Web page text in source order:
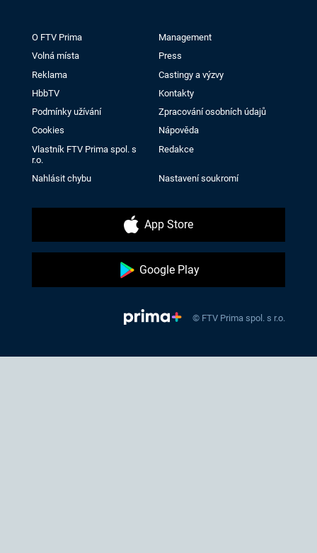
O FTV Prima
Management
Volná místa
Press
Reklama
Castingy a výzvy
HbbTV
Kontakty
Podmínky užívání
Zpracování osobních údajů
Cookies
Nápověda
Vlastník FTV Prima spol. s
r.o.
Redakce
Nahlásit chybu Nastavení soukromí
App Store
Google Play
© FTV Prima spol. s r.o.